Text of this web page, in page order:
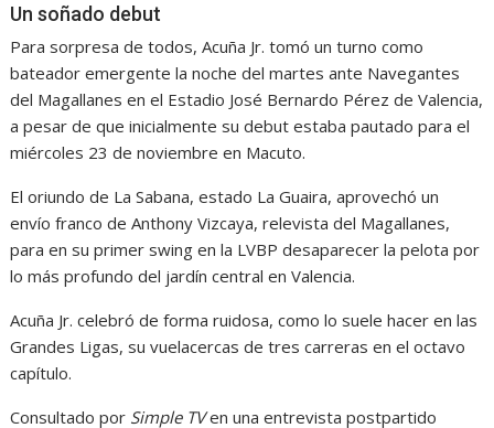
Un soñado debut
Para sorpresa de todos, Acuña Jr. tomó un turno como
bateador emergente la noche del martes ante Navegantes
del Magallanes en el Estadio José Bernardo Pérez de Valencia,
a pesar de que inicialmente su debut estaba pautado para el
miércoles 23 de noviembre en Macuto.
El oriundo de La Sabana, estado La Guaira, aprovechó un
envío franco de Anthony Vizcaya, relevista del Magallanes,
para en su primer swing en la LVBP desaparecer la pelota por
lo más profundo del jardín central en Valencia.
Acuña Jr. celebró de forma ruidosa, como lo suele hacer en las
Grandes Ligas, su vuelacercas de tres carreras en el octavo
capítulo.
Consultado por Simple TVen una entrevista postpartido